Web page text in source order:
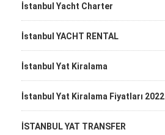
İstanbul Yacht Charter
İstanbul YACHT RENTAL
İstanbul Yat Kiralama
İstanbul Yat Kiralama Fiyatları 2022
İSTANBUL YAT TRANSFER